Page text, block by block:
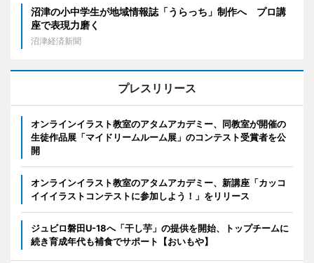
沼津の小中学生が地域情報誌「うらっち」制作へ プロ講
座で表現力磨く
沼津経済新聞
プレスリリース
オンラインイラスト教室のアタムアカデミー、同教室が開催の
生徒作品展「マイドリームルーム展」のコンテスト受賞者を公
開
オンラインイラスト教室のアタムアカデミー、新講座「カッコ
イイイラストコンテストに参加しよう！」をリリース
ジュビロ磐田U-18へ「干し芋」の提供を開始、トップチームに
続き育成年代も補食でサポート【おいもや】